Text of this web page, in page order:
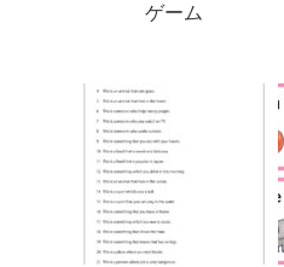
ゲーム